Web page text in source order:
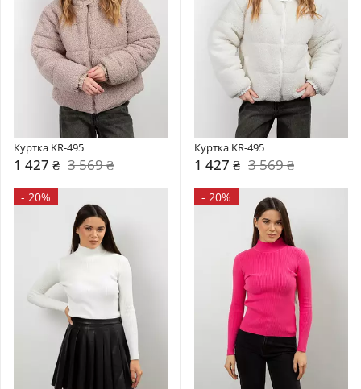
Куртка KR-495
1 427 ₴ 3 569 ₴
Куртка KR-495
1 427 ₴ 3 569 ₴
- 20% - 20%